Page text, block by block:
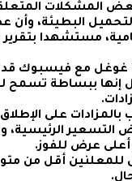
المشكلات
البطيئة، وأن
مستشهدا
غوغل مع فيسبوك قد
إنها ببساطة تسمح
على
الرئيسية،
أعلى عرض للفوز.
أقل من